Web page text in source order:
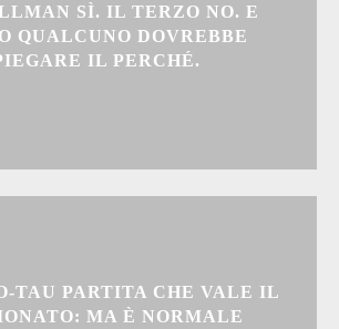
SÌ. IL TERZO NO. E
QUALCUNO DOVREBBE
IL PERCHÉ.
TAU PARTITA CHE VALE IL
MA È NORMALE